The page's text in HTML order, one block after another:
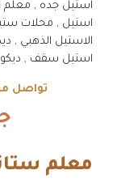
استيل جده , معلم
استيل , محلات
الاستيل الذهبي ,
استيل سقف ,
تواصل
معلم